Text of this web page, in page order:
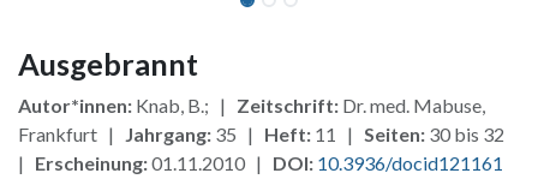
Ausgebrannt
Autor*innen: Knab, B.; | Zeitschrift: Dr. med. Mabuse,
Frankfurt | Jahrgang: 35 | Heft: 11 | Seiten: 30 bis 32
| Erscheinung:01.11.2010 | DOI: 10.3936/docid121161